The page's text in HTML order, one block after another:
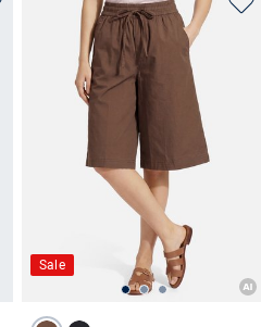
Sale